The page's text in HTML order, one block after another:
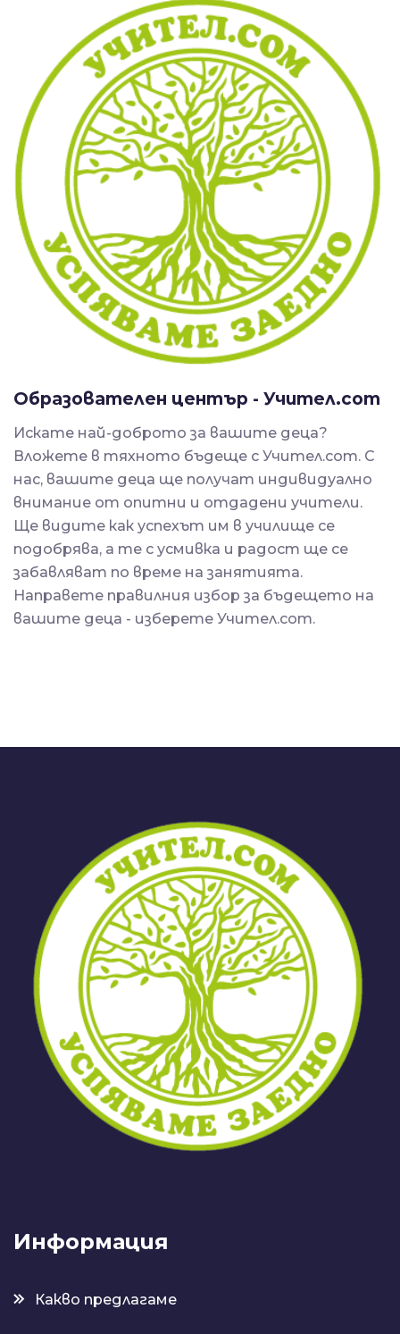
Образователен център - Учител.com
Искате най-доброто за вашите деца?
Вложете в тяхното бъдеще с Учител.com. С
нас, вашите деца ще получат индивидуално
внимание от опитни и отдадени учители.
Ще видите как успехът им в училище се
подобрява, а те с усмивка и радост ще се
забавляват по време на занятията.
Направете правилния избор за бъдещето на
вашите деца - изберете Учител.com.
Информация
Какво предлагаме